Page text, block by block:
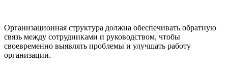
Организационная структура должна обеспечивать обратную
связь между сотрудниками и руководством, чтобы
своевременно выявлять проблемы и улучшать работу
организации.